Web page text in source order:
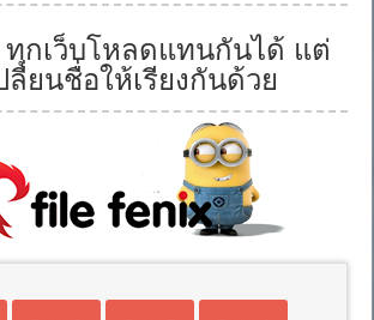
ทุกเว็บโหลดแทนกันได้ แต่
ลี่ยนชื่อให้เรียงกันด้วย